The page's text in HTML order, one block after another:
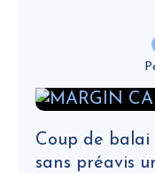
Coup de balai
sans préavis